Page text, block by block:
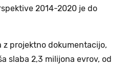
2014-2020 je do
projektno dokumentacijo,
slaba 2,3 milijona evrov, od